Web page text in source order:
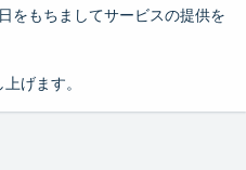
をもちましてサービスの提供を
げます。